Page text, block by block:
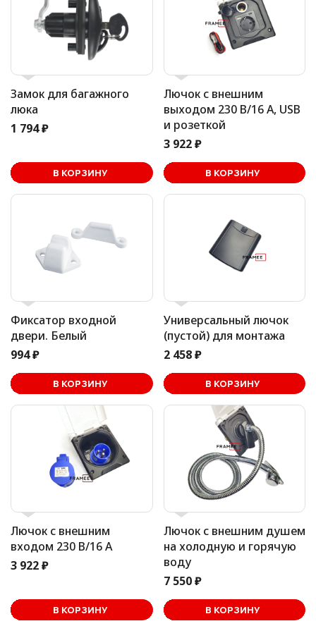
Замок для багажного
люка
1 794 ₽
В КОРЗИНУ
Лючок с внешним
выходом 230 В/16 А, USB
и розеткой
3 922 ₽
В КОРЗИНУ
В корзине
Фиксатор входной
двери. Белый
994 ₽
В КОРЗИНУ
Универсальный лючок
(пустой) для монтажа
2 458 ₽
В КОРЗИНУ
В корзине
Лючок с внешним
входом 230 В/16 А
3 922 ₽
В КОРЗИНУ
Лючок с внешним душем
на холодную и горячую
воду
7 550 ₽
В КОРЗИНУ
В корзине